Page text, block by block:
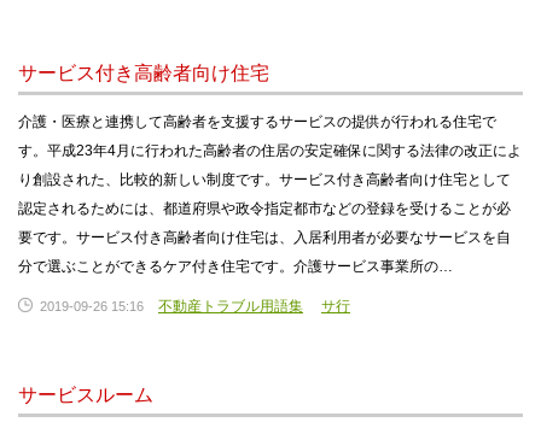
サービス付き高齢者向け住宅
介護・医療と連携して高齢者を支援するサービスの提供が行われる住宅で
す。平成23年4月に行われた高齢者の住居の安定確保に関する法律の改正によ
り創設された、比較的新しい制度です。サービス付き高齢者向け住宅として
認定されるためには、都道府県や政令指定都市などの登録を受けることが必
要です。サービス付き高齢者向け住宅は、入居利用者が必要なサービスを自
分で選ぶことができるケア付き住宅です。介護サービス事業所の…
2019-09-26 15:16 不動産トラブル用語集 サ行
サービスルーム